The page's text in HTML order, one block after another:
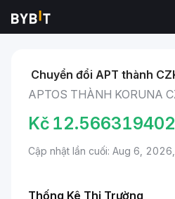
Thị trường
Chuyển đổi APT thành
APTOS THÀNH KORUNA
Kč
Cập nhật lần cuối: Aug 6,
Thống Kê Thị Trường